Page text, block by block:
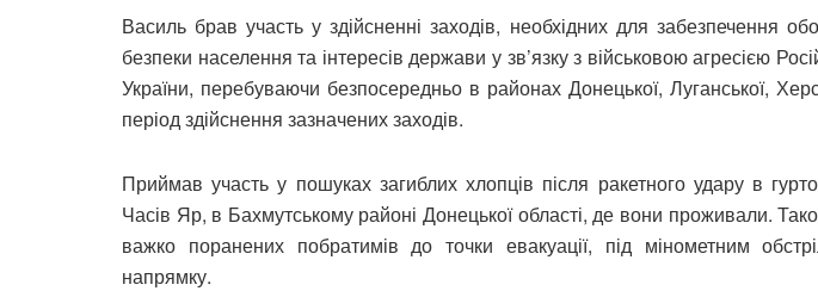
Василь брав участь у здійсненні заходів, необхідних для забезпечення
безпеки населення та інтересів держави у зв’язку з військовою агресією
України, перебуваючи безпосередньо в районах Донецької, Луганської,
період здійснення зазначених заходів.
Приймав участь у пошуках загиблих хлопців після ракетного удару в
Часів Яр, в Бахмутському районі Донецької області, де вони проживали.
важко поранених побратимів до точки евакуації, під мінометним
напрямку.